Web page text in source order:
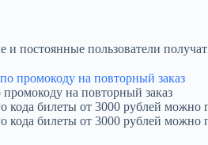
и постоянные пользователи
на повторный заказ
билеты от 3000 рублей можно
билеты от 3000 рублей можно